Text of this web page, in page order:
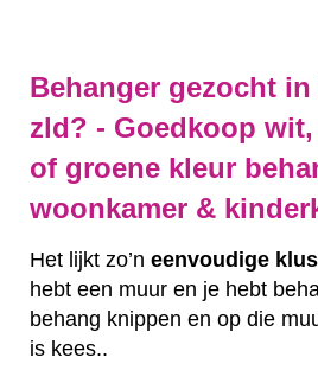
Behanger gezocht
zld? - Goedkoop
of groene kleur
woonkamer &
Het lijkt zo’n eenvoudige klus
hebt een muur en je hebt
behang knippen en op die
is kees..